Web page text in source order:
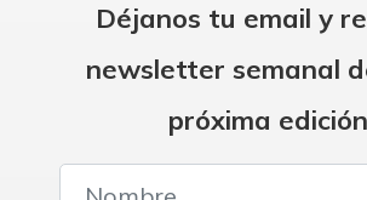
Déjanos tu email y
newsletter semanal
próxima